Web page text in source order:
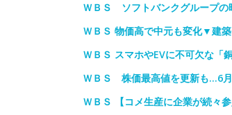
ＷＢＳ ソフトバンクグループの
ＷＢＳ 物価高で中元も変化▼建
ＷＢＳ スマホやEVに不可欠な
ＷＢＳ 株価最高値を更新も…6
ＷＢＳ 【コメ生産に企業が続々